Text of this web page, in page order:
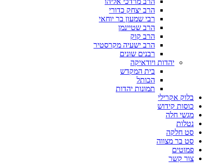
הרב יצחק כדורי
רבי שמעון בר יוחאי
הרב שטיינמן
הרב קוק
הרב ישעיה מקרסטיר
רבנים שונים
יהדות ויודאיקה
בית המקדש
הכותל
תמונות יהדות
בלוק אקרילי
כוסות קידוש
מגשי חלה
נטלות
סט חלקה
סט בר מצווה
פמוטים
צור קשר